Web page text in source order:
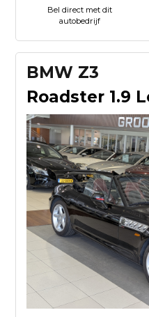
Bel direct met dit
autobedrijf
BMW Z3